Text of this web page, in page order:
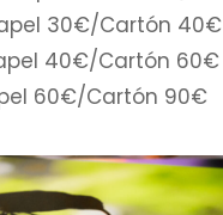
30€/Cartón 40€
40€/Cartón 60€
60€/Cartón 90€